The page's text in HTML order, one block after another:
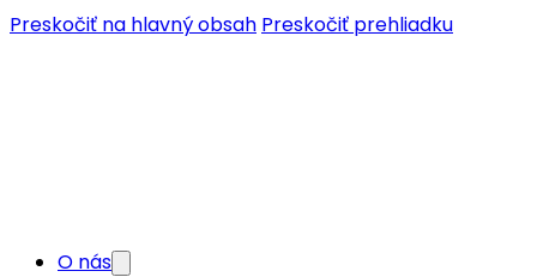
Preskočiť na hlavný obsah Preskočiť prehliadku
O nás